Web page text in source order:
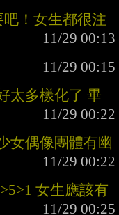
！女生都很注
太多樣化了 畢
女偶像團體有幽
女生應該有